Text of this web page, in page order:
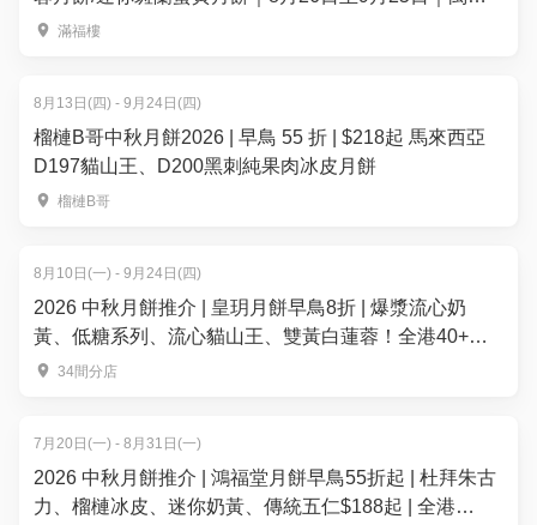
海景酒店滿福樓
滿福樓
8月13日(四) - 9月24日(四)
榴槤B哥中秋月餅2026 | 早鳥 55 折 | $218起 馬來西亞
D197貓山王、D200黑刺純果肉冰皮月餅
榴槤B哥
8月10日(一) - 9月24日(四)
2026 中秋月餅推介 | 皇玥月餅早鳥8折 | 爆漿流心奶
黃、低糖系列、流心貓山王、雙黃白蓮蓉！全港40+換
領點34間分店
7月20日(一) - 8月31日(一)
2026 中秋月餅推介 | 鴻福堂月餅早鳥55折起 | 杜拜朱古
力、榴槤冰皮、迷你奶黃、傳統五仁$188起 | 全港